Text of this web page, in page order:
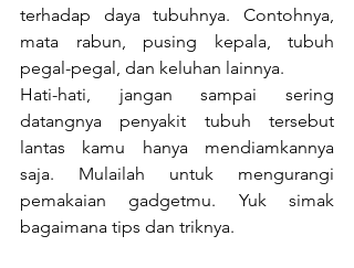
terhadap daya tubuhnya. Contohnya,
mata rabun, pusing kepala, tubuh
pegal-pegal, dan keluhan lainnya.
Hati-hati, jangan sampai sering
datangnya penyakit tubuh tersebut
lantas kamu hanya mendiamkannya
saja. Mulailah untuk mengurangi
pemakaian gadgetmu. Yuk simak
bagaimana tips dan triknya.